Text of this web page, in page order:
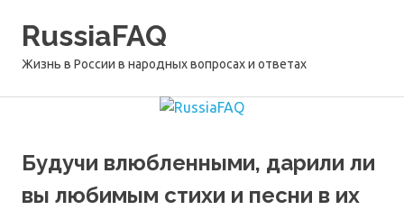
RussiaFAQ
Жизнь в России в народных вопросах и ответах
Будучи влюбленными, дарили ли
вы любимым стихи и песни в их